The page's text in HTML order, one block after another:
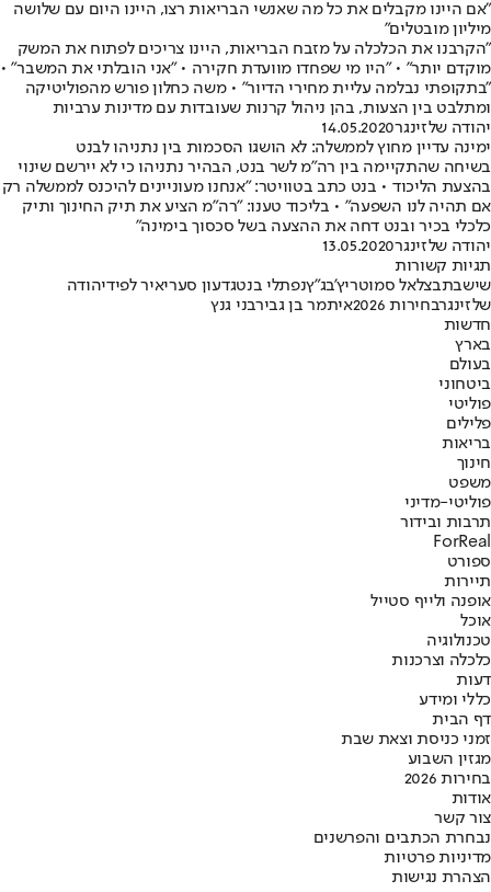
"אם היינו מקבלים את כל מה שאנשי הבריאות רצו, היינו היום עם שלושה
מיליון מובטלים"
"הקרבנו את הכלכלה על מזבח הבריאות, היינו צריכים לפתוח את המשק
מוקדם יותר" • "היו מי שפחדו מוועדת חקירה • "אני הובלתי את המשבר" •
"בתקופתי נבלמה עליית מחירי הדיור" • משה כחלון פורש מהפוליטיקה
ומתלבט בין הצעות, בהן ניהול קרנות שעובדות עם מדינות ערביות
יהודה שלזינגר14.05.2020
ימינה עדיין מחוץ לממשלה: לא הושגו הסכמות בין נתניהו לבנט
בשיחה שהתקיימה בין רה"מ לשר בנט, הבהיר נתניהו כי לא יירשם שינוי
בהצעת הליכוד • בנט כתב בטוויטר: "אנחנו מעוניינים להיכנס לממשלה רק
אם תהיה לנו השפעה" • בליכוד טענו: "רה"מ הציע את תיק החינוך ותיק
כלכלי בכיר ובנט דחה את ההצעה בשל סכסוך בימינה"
יהודה שלזינגר13.05.2020
תגיות קשורות
שישבתבצלאל סמוטריץ'בג"ץנפתלי בנטגדעון סעריאיר לפידיהודה
שלזינגרבחירות 2026 איתמר בן גבירבני גנץ
חדשות
בארץ
בעולם
ביטחוני
פוליטי
פלילים
בריאות
חינוך
משפט
פוליטי-מדיני
תרבות ובידור
ForReal
ספורט
תיירות
אופנה ולייף סטייל
אוכל
טכנולוגיה
כלכלה וצרכנות
דעות
כללי ומידע
דף הבית
זמני כניסת וצאת שבת
מגזין השבוע
בחירות 2026
אודות
צור קשר
נבחרת הכתבים והפרשנים
מדיניות פרטיות
הצהרת נגישות